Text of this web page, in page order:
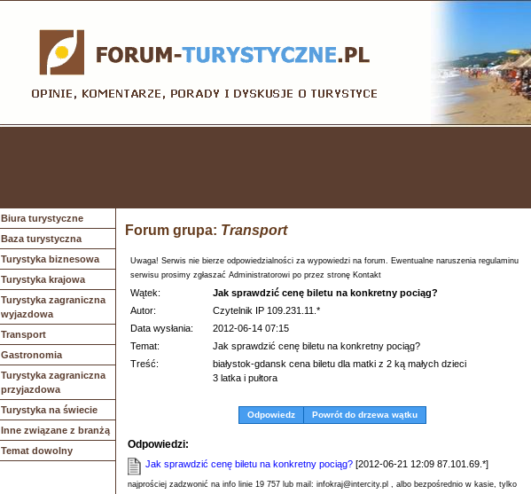
Biura turystyczne
Baza turystyczna
Turystyka biznesowa
Turystyka krajowa
Turystyka zagraniczna
wyjazdowa
Transport
Gastronomia
Turystyka zagraniczna
przyjazdowa
Turystyka na świecie
Inne związane z branżą
Temat dowolny
Forum grupa: Transport
Uwaga! Serwis nie bierze odpowiedzialności za wypowiedzi na forum. Ewentualne naruszenia regulaminu
serwisu prosimy zgłaszać Administratorowi po przez stronę Kontakt
Wątek:
Jak sprawdzić cenę biletu na konkretny pociąg?
Autor:
Czytelnik IP 109.231.11.*
Data wysłania:
2012-06-14 07:15
Temat:
Jak sprawdzić cenę biletu na konkretny pociąg?
Treść:
białystok-gdansk cena biletu dla matki z 2 ką małych dzieci
3 latka i pułtora
Odpowiedz Powrót do drzewa wątku
Odpowiedzi:
Jak sprawdzić cenę biletu na konkretny pociąg? [2012-06-21 12:09 87.101.69.*]
najprościej zadzwonić na info linie 19 757 lub mail: infokraj@intercity.pl , albo bezpośrednio w kasie, tylko